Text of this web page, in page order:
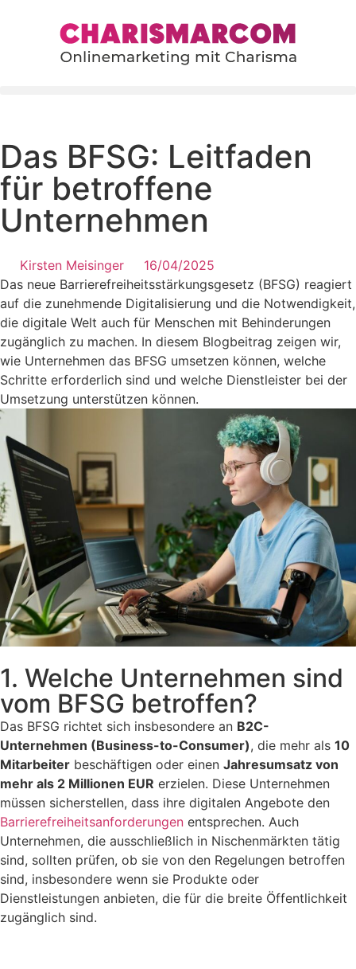
Das BFSG: Leitfaden
für betroffene
Unternehmen
Kirsten Meisinger
16/04/2025
Das neue Barrierefreiheitsstärkungsgesetz (BFSG) reagiert
auf die zunehmende Digitalisierung und die Notwendigkeit,
die digitale Welt auch für Menschen mit Behinderungen
zugänglich zu machen. In diesem Blogbeitrag zeigen wir,
wie Unternehmen das BFSG umsetzen können, welche
Schritte erforderlich sind und welche Dienstleister bei der
Umsetzung unterstützen können.
1. Welche Unternehmen sind
vom BFSG betroffen?
Das BFSG richtet sich insbesondere an B2C-
Unternehmen (Business-to-Consumer), die mehr als 10
Mitarbeiter beschäftigen oder einen Jahresumsatz von
mehr als 2 Millionen EUR erzielen. Diese Unternehmen
müssen sicherstellen, dass ihre digitalen Angebote den
Barrierefreiheitsanforderungen entsprechen. Auch
Unternehmen, die ausschließlich in Nischenmärkten tätig
sind, sollten prüfen, ob sie von den Regelungen betroffen
sind, insbesondere wenn sie Produkte oder
Dienstleistungen anbieten, die für die breite Öffentlichkeit
zugänglich sind.